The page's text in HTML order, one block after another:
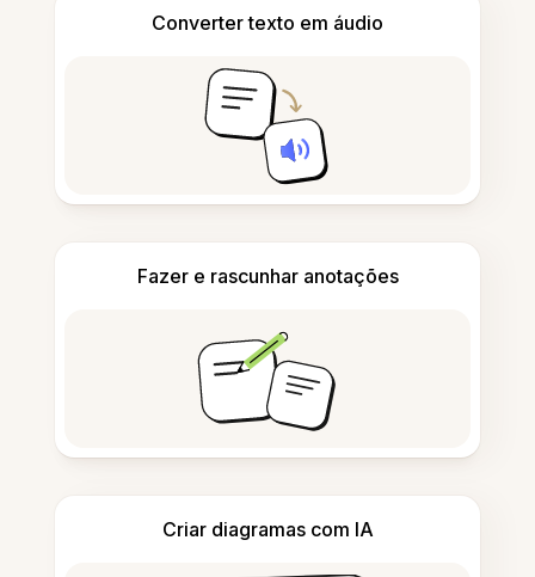
Converter texto em áudio
Fazer e rascunhar anotações
Criar diagramas com IA